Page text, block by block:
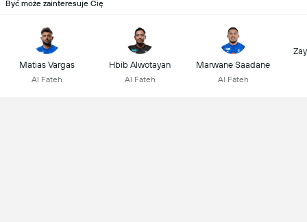
Być może zainteresuje Cię
Matias Vargas
Al Fateh
Hbib Alwotayan
Al Fateh
Marwane Saadane
Al Fateh